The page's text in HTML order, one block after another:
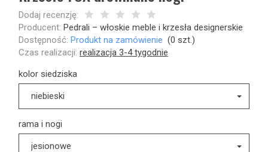
Dodaj recenzję:
Producent: Pedrali – włoskie meble i krzesła designerskie
Dostępność: Produkt na zamówienie (0 szt.)
Czas realizacji: realizacja 3-4 tygodnie
kolor siedziska
niebieski
rama i nogi
jesionowe